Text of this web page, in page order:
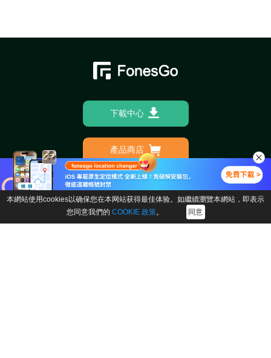
本網站使用cookies以确保您在本网站获得最佳体验。如繼續瀏覽本網站，即表示
您同意我們的 COOKIE 政策。 同意
下載中心
產品商店
產品
FonesGo Location Changer
公司
關於我們